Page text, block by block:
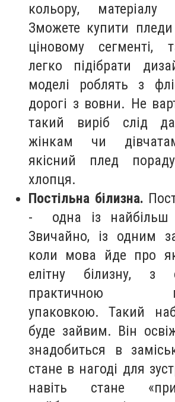
кольору,
Зможете купити
ціновому сегменті,
легко підібрати
моделі роблять з
дорогі з вовни. Не
такий виріб слід
жінкам чи
якісний плед
хлопця.
Постільна білизна.
- одна із найбільш
Звичайно, із одним
коли мова йде про
елітну білизну, з
практичною
упаковкою. Такий
буде зайвим. Він
знадобиться в
стане в нагоді для
навіть стане